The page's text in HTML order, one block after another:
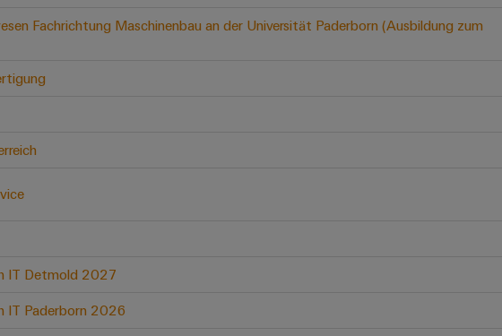
Fachrichtung Maschinenbau an der Universität Paderborn (Ausbildung zum
IT Detmold 2027
IT Paderborn 2026